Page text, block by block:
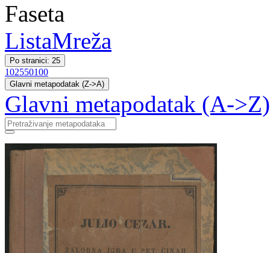
Faseta
ListaMreža
Po stranici: 25
102550100
Glavni metapodatak (Z->A)
Glavni metapodatak (A->Z)